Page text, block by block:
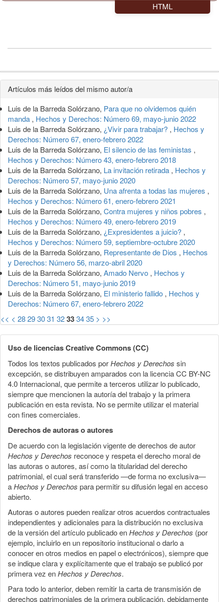
HTML
Detalles
del
artículo
Artículos más leídos del mismo autor/a
Luis de la Barreda Solórzano, Para que no olvidemos quién
manda , Hechos y Derechos: Número 69, mayo-junio 2022
Luis de la Barreda Solórzano, ¿Vivir para trabajar? , Hechos y
Derechos: Número 67, enero-febrero 2022
Luis de la Barreda Solórzano, El silencio de las feministas ,
Hechos y Derechos: Número 43, enero-febrero 2018
Luis de la Barreda Solórzano, La invitación retirada , Hechos y
Derechos: Número 57, mayo-junio 2020
Luis de la Barreda Solórzano, Una afrenta a todas las mujeres ,
Hechos y Derechos: Número 61, enero-febrero 2021
Luis de la Barreda Solórzano, Contra mujeres y niños pobres ,
Hechos y Derechos: Número 49, enero-febrero 2019
Luis de la Barreda Solórzano, ¿Expresidentes a juicio? ,
Hechos y Derechos: Número 59, septiembre-octubre 2020
Luis de la Barreda Solórzano, Representante de Dios , Hechos
y Derechos: Número 56, marzo-abril 2020
Luis de la Barreda Solórzano, Amado Nervo , Hechos y
Derechos: Número 51, mayo-junio 2019
Luis de la Barreda Solórzano, El ministerio fallido , Hechos y
Derechos: Número 67, enero-febrero 2022
<< < 28293031 32333435 > >>
Uso de licencias Creative Commons (CC)
Todos los textos publicados porHechos y Derechos sin
excepción, se distribuyen amparados con la licencia CC BY-NC
4.0 Internacional, que permite a terceros utilizar lo publicado,
siempre que mencionen la autoría del trabajo y la primera
publicación en esta revista. No se permite utilizar el material
con fines comerciales.
Derechos de autoras o autores
De acuerdo con la legislación vigente de derechos de autor
Hechos y Derechos reconoce y respeta el derecho moral de
las autoras o autores, así como la titularidad del derecho
patrimonial, el cual será transferido —de forma no exclusiva—
aHechos y Derechos para permitir su difusión legal en acceso
abierto.
Autoras o autores pueden realizar otros acuerdos contractuales
independientes y adicionales para la distribución no exclusiva
de la versión del artículo publicado enHechos y Derechos (por
ejemplo, incluirlo en un repositorio institucional o darlo a
conocer en otros medios en papel o electrónicos), siempre que
se indique clara y explícitamente que el trabajo se publicó por
primera vez enHechos y Derechos.
Para todo lo anterior, deben remitir la carta de transmisión de
derechos patrimoniales de la primera publicación, debidamente